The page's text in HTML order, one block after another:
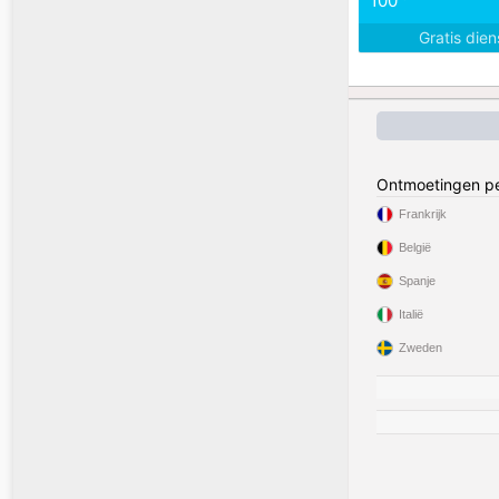
Gratis
Ontmoetingen
Frankrijk
België
Spanje
Italië
Zweden